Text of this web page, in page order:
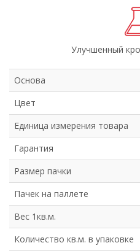
Антик
Валенсия
Толледо
Улучшенный
Основа
Цвет
Единица измерения товара
Гарантия
Размер пачки
Пачек на паллете
Вес 1кв.м.
Количество кв.м. в упаковке